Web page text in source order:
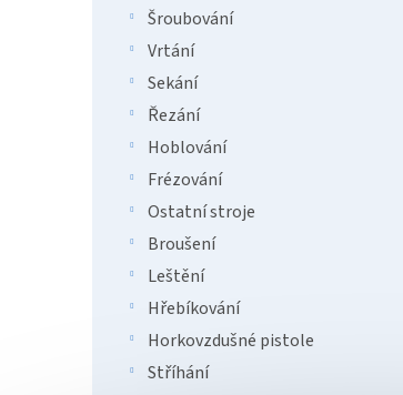
Šroubování
Vrtání
Sekání
Řezání
Hoblování
Frézování
Ostatní stroje
Broušení
Leštění
Hřebíkování
Horkovzdušné pistole
Stříhání